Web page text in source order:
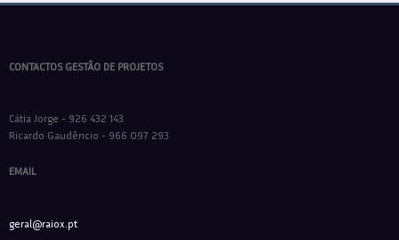
CONTACTOS GESTÃO DE PROJETOS
Cátia Jorge - 926 432 143
Ricardo Gaudêncio - 966 097 293
EMAIL
geral@raiox.pt